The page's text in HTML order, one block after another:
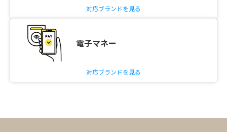
対応ブランドを見る
電子マネー
対応ブランドを見る